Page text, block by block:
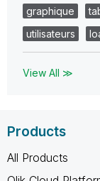
graphique
utilisateurs
View All ≫
Products
All Products